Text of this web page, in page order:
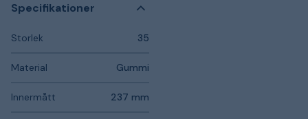
Specifikationer
Storlek 35
Material Gummi
Innermått 237 mm